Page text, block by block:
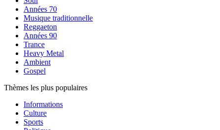
Années 70
Musique traditionnelle
Reggaeton
Années 90
Trance
Heavy Metal
Ambient
Gospel
Thèmes les plus populaires
Informations
Culture
Sports